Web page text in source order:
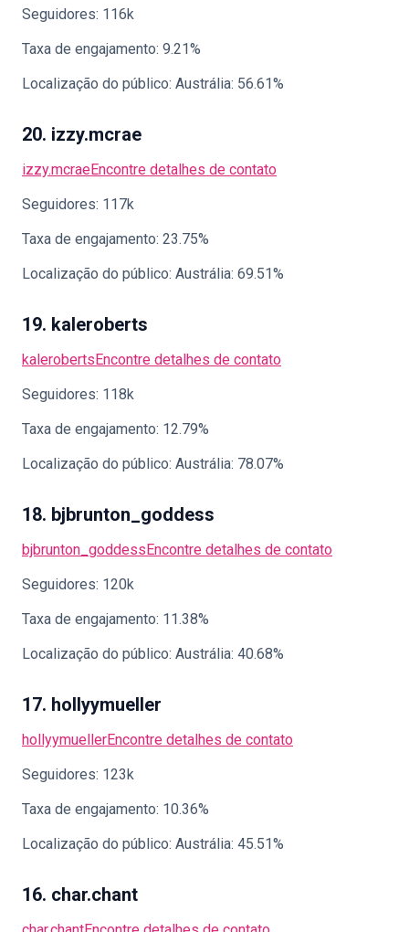
Seguidores: 116k
Taxa de engajamento: 9.21%
Localização do público: Austrália: 56.61%
20. izzy.mcrae
izzy.mcraeEncontre detalhes de contato
Seguidores: 117k
Taxa de engajamento: 23.75%
Localização do público: Austrália: 69.51%
19. kaleroberts
kalerobertsEncontre detalhes de contato
Seguidores: 118k
Taxa de engajamento: 12.79%
Localização do público: Austrália: 78.07%
18. bjbrunton_goddess
bjbrunton_goddessEncontre detalhes de contato
Seguidores: 120k
Taxa de engajamento: 11.38%
Localização do público: Austrália: 40.68%
17. hollyymueller
hollyymuellerEncontre detalhes de contato
Seguidores: 123k
Taxa de engajamento: 10.36%
Localização do público: Austrália: 45.51%
16. char.chant